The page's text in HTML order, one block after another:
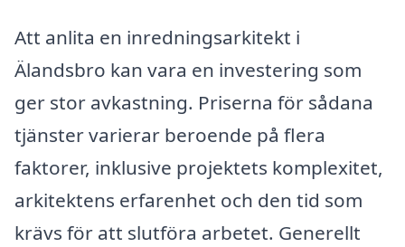
Att anlita en inredningsarkitekt i
Älandsbro kan vara en investering som
ger stor avkastning. Priserna för sådana
tjänster varierar beroende på flera
faktorer, inklusive projektets komplexitet,
arkitektens erfarenhet och den tid som
krävs för att slutföra arbetet. Generellt